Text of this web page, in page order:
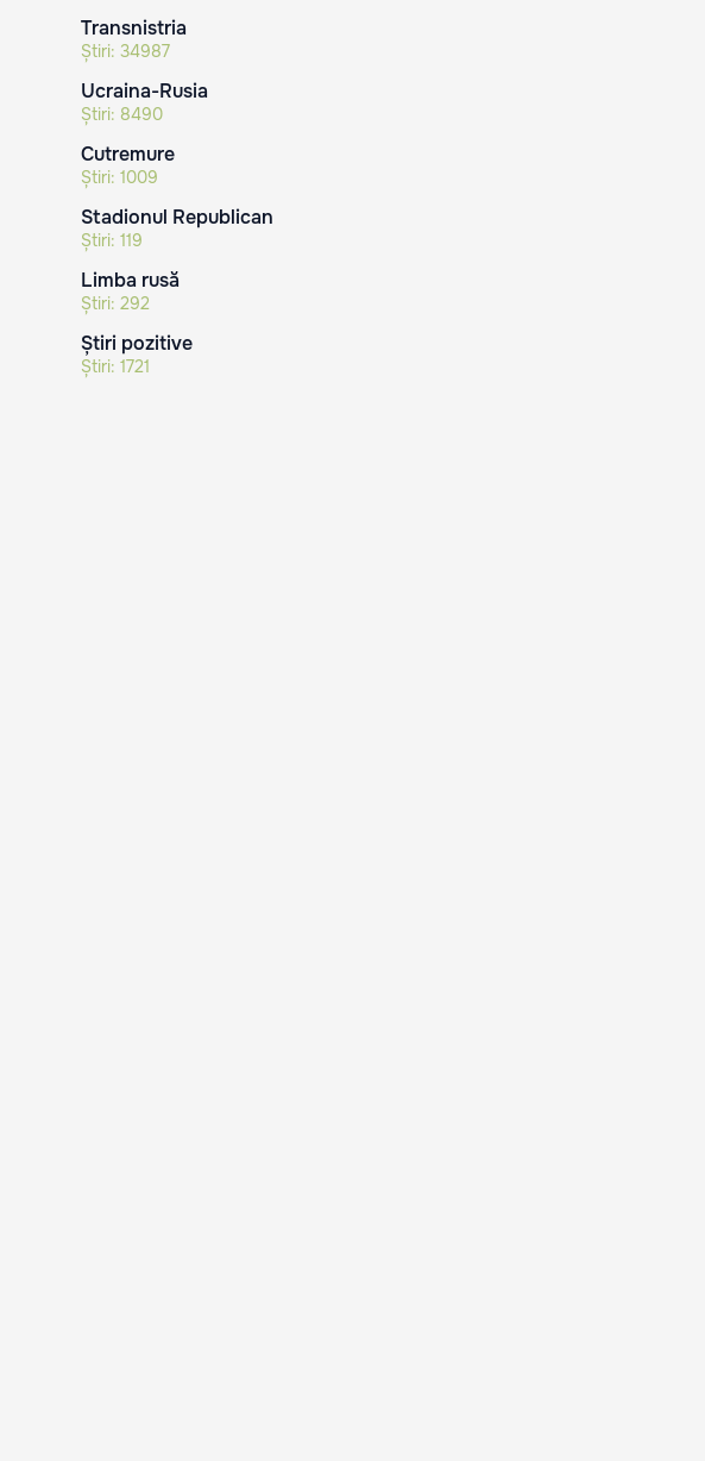
Transnistria
Știri: 34987
Ucraina-Rusia
Știri: 8490
Cutremure
Știri: 1009
Stadionul Republican
Știri: 119
Limba rusă
Știri: 292
Știri pozitive
Știri: 1721